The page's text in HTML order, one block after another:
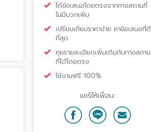
ได้ข้อเสนอโดยตรงจากทางสถานที่
ไม่มีบวกเพิ่ม
เปรียบเทียบราคาง่าย หาข้อเสนอที่ดี
ที่สุด
คุยรายละเอียดเพิ่มเติมกับทางสถาน
ที่ได้โดยตรง
ใช้งานฟรี 100%
แชร์ให้เพื่อน: